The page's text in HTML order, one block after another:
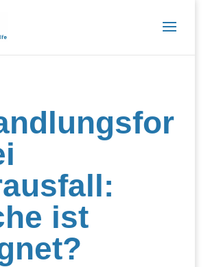
ist